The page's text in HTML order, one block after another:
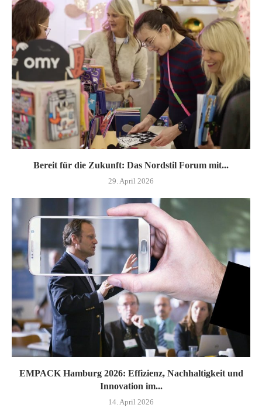
Bereit für die Zukunft: Das Nordstil Forum mit...
29. April 2026
EMPACK Hamburg 2026: Effizienz, Nachhaltigkeit und
Innovation im...
14. April 2026